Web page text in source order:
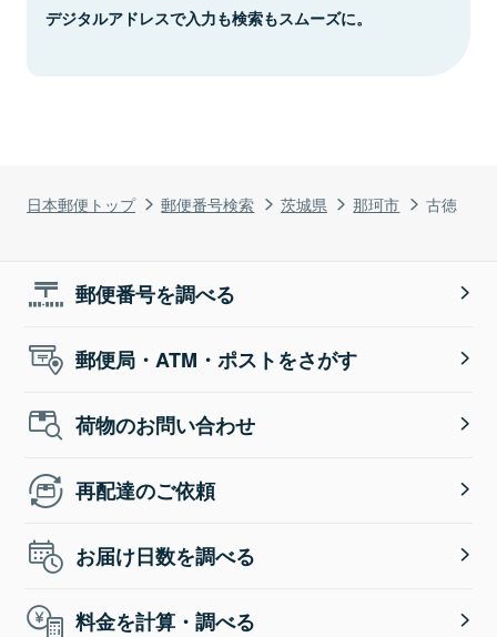
日本郵便トップ 郵便番号検索 茨城県 那珂市 古徳
デジタルアドレスで入力も検索もスムーズに。
郵便番号を調べる
郵便局・ATM・ポストをさがす
荷物のお問い合わせ
再配達のご依頼
お届け日数を調べる
料金を計算・調べる